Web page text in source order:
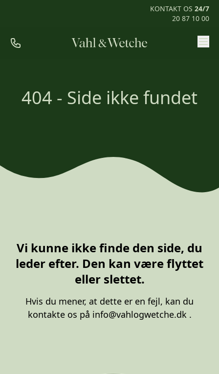
KONTAKT OS 24/7
20 87 10 00
Priser
Mød os
404 - Side ikke fundet
Vi kunne ikke finde den side, du
leder efter. Den kan være flyttet
eller slettet.
Hvis du mener, at dette er en fejl, kan du
kontakte os på info@vahlogwetche.dk.